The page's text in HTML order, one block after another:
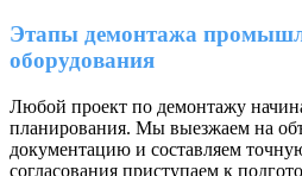
Этапы демонтажа
оборудования
Любой проект по демонтажу
планирования. Мы выезжаем на
документацию и составляем
согласования приступаем к